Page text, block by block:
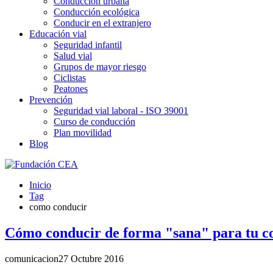
Conducción ecológica
Conducir en el extranjero
Educación vial
Seguridad infantil
Salud vial
Grupos de mayor riesgo
Ciclistas
Peatones
Prevención
Seguridad vial laboral - ISO 39001
Curso de conducción
Plan movilidad
Blog
Inicio
Tag
como conducir
Cómo conducir de forma "sana" para tu
comunicacion27 Octubre 2016